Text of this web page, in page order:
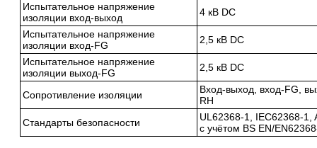
Испытательное напряжение
изоляции вход-выход
4 кВ DC
Испытательное напряжение
изоляции вход-FG
2,5 кВ DC
Испытательное напряжение
изоляции выход-FG
2,5 кВ DC
Сопротивление изоляции
Вход-выход, вход-FG,
RH
Стандарты безопасности
UL62368-1, IEC62368-1,
с учётом BS EN/